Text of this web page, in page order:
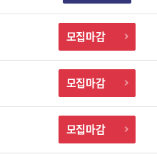
모집마감
모집마감
모집마감